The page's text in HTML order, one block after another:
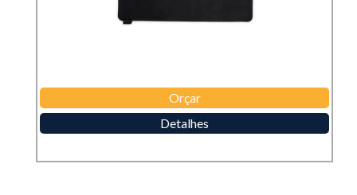
Orçar
Detalhes